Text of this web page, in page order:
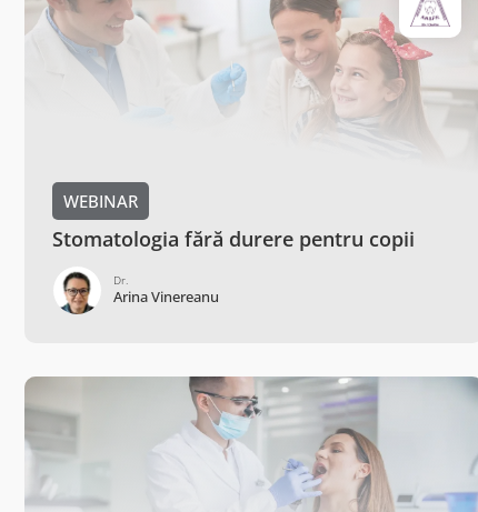
WEBINAR
Stomatologia fără durere pentru copii
Dr.
Arina Vinereanu